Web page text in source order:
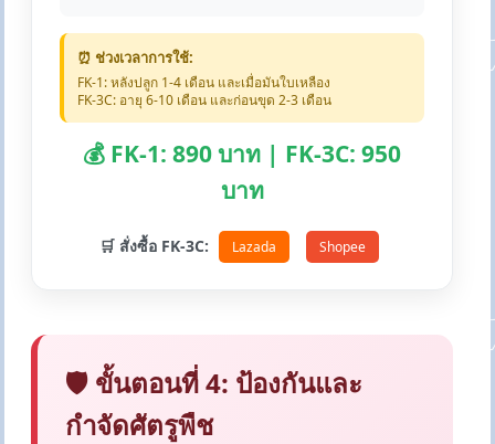
⏰ ช่วงเวลาการใช้:
FK-1: หลังปลูก 1-4 เดือน และเมื่อมันใบเหลือง
FK-3C: อายุ 6-10 เดือน และก่อนขุด 2-3 เดือน
💰 FK-1: 890 บาท | FK-3C: 950
บาท
🛒 สั่งซื้อ FK-3C: Lazada Shopee
🛡️ ขั้นตอนที่ 4: ป้องกันและ
กำจัดศัตรูพืช